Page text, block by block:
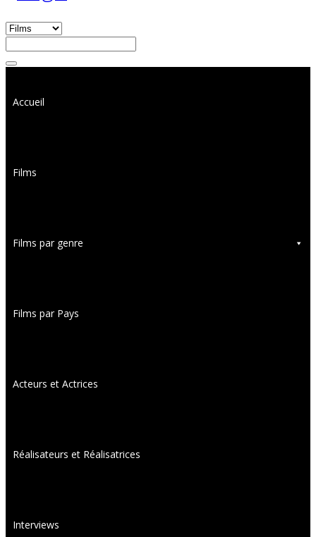
Accueil
Films
Films par genre
Films par Pays
Acteurs et Actrices
Réalisateurs et Réalisatrices
Interviews